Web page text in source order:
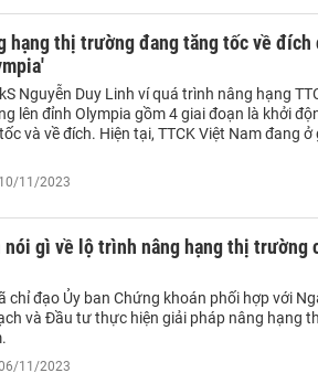
hạng thị trường đang tăng tốc về đích
Nguyễn Duy Linh ví quá trình nâng hạng
lên đỉnh Olympia gồm 4 giai đoạn là khởi
và về đích. Hiện tại, TTCK Việt Nam đang ở
11/2023
nói gì về lộ trình nâng hạng thị trường
chỉ đạo Ủy ban Chứng khoán phối hợp với
và Đầu tư thực hiện giải pháp nâng hạng
11/2023